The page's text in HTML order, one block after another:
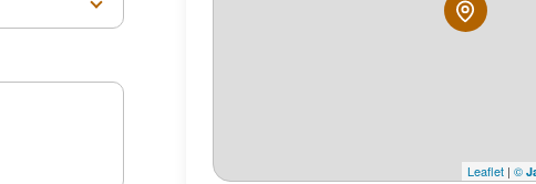
Leaflet| ©